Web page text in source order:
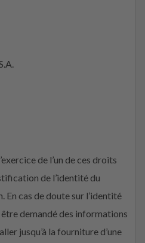
de l’un de ces droits
de l’identité du
En cas de doute sur l’identité
demandé des informations
jusqu’à la fourniture d’une